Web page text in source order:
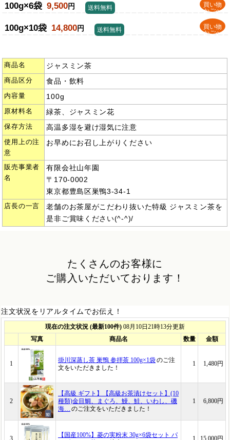
100g×6袋 9,500円
買い物
かごへ
送料無料
100g×10袋 14,800円
買い物
かごへ
送料無料
商品名 ジャスミン茶
商品区分 食品・飲料
内容量 100g
原材料名 緑茶、ジャスミン花
保存方法 高温多湿を避け湿気に注意
使用上の注
意
お早めにお召し上がりください
販売事業者
名
有限会社山年園
〒170-0002
東京都豊島区巣鴨3-34-1
店長の一言
老舗のお茶屋がこだわり抜いた特級 ジャスミン茶を
是非ご賞味ください(^-^)/
たくさんのお客様に
ご購入いただいております！
注文状況をリアルタイムでお伝え！